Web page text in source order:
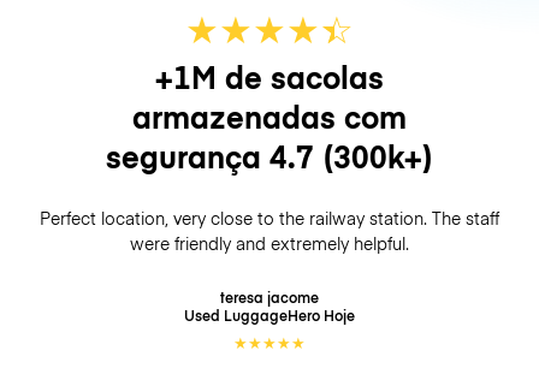
★★★★☆
★
+1M de sacolas
armazenadas com
segurança 4.7 (300k+)
Perfect location, very close to the railway station. The staff
were friendly and extremely helpful.
teresa jacome
Used LuggageHero Hoje
★★★★★